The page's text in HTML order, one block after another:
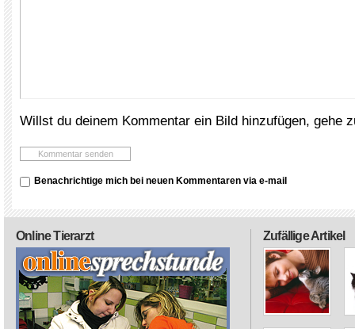
Willst du deinem Kommentar ein Bild hinzufügen, gehe
Benachrichtige mich bei neuen Kommentaren via e-mail
Zufällige Artikel
Online Tierarzt